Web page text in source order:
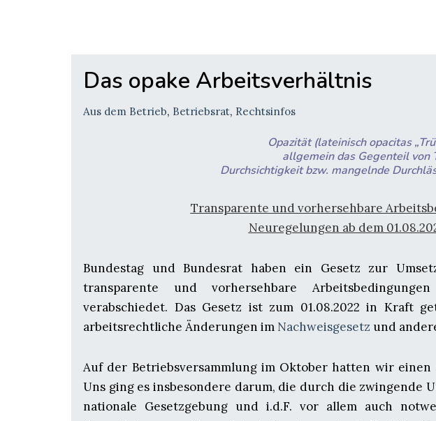
Das opake Arbeitsverhältnis
Aus dem Betrieb, Betriebsrat, Rechtsinfos
Opazität (lateinisch opacitas
allgemein das Gegenteil von
Durchsichtigkeit bzw. mangelnde
Transparente und vorhersehbare
Neuregelungen ab dem
Bundestag und Bundesrat haben ein Gesetz zur
transparente und vorhersehbare
verabschiedet. Das Gesetz ist zum 01.08.2022 in Kraft
arbeitsrechtliche Änderungen im Nachweisgesetz und
Auf der Betriebsversammlung im Oktober hatten wir einen
Uns ging es insbesondere darum, die durch die zwingende
nationale Gesetzgebung und i.d.F. vor allem auch